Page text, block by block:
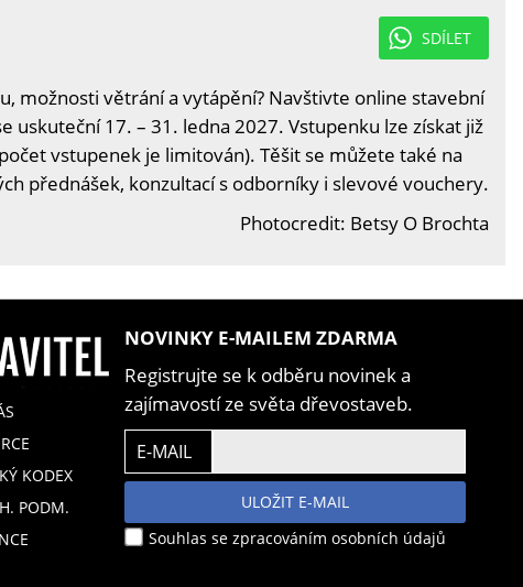
SDÍLET
možnosti větrání a vytápění? Navštivte online stavební
uskuteční 17. – 31. ledna 2027. Vstupenku lze získat již
vstupenek je limitován). Těšit se můžete také na
přednášek, konzultací s odborníky i slevové vouchery.
Photocredit: Betsy O Brochta
KODEX
PODM.
NOVINKY E-MAILEM ZDARMA
Registrujte se k odběru novinek a
zajímavostí ze světa dřevostaveb.
E-MAIL
ULOŽIT E-MAIL
Souhlas se zpracováním osobních údajů